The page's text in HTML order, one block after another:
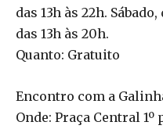
das 13h às 22h.
das 13h às 20h.
Quanto: Gratuito
Encontro com a
Onde: Praça Central 1º